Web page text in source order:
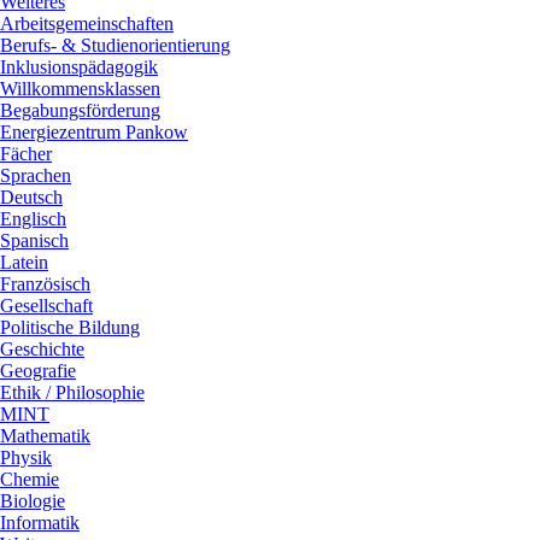
Arbeitsgemeinschaften
Berufs- & Studienorientierung
Inklusionspädagogik
Willkommensklassen
Begabungsförderung
Energiezentrum Pankow
Fächer
Sprachen
Deutsch
Englisch
Spanisch
Latein
Französisch
Gesellschaft
Politische Bildung
Geschichte
Geografie
Ethik / Philosophie
MINT
Mathematik
Physik
Chemie
Biologie
Informatik